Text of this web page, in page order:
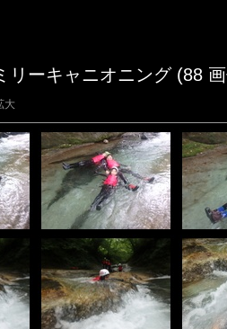
リーキャニオニング (88
大